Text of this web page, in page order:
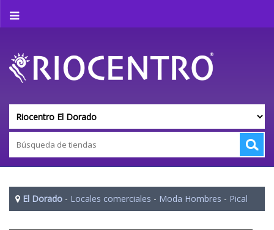
El Dorado - Locales comerciales - Moda Hombres - Pical